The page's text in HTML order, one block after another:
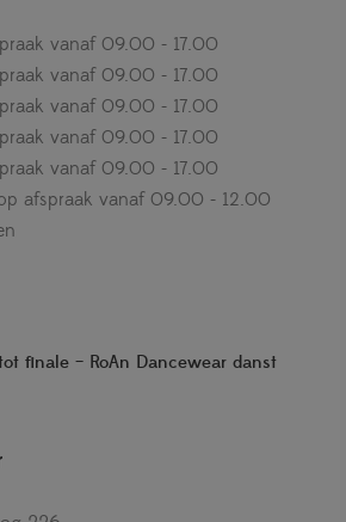
vanaf 09.00 - 17.00
vanaf 09.00 - 17.00
vanaf 09.00 - 17.00
vanaf 09.00 - 17.00
vanaf 09.00 - 17.00
afspraak vanaf 09.00 - 12.00
finale – RoAn Dancewear danst